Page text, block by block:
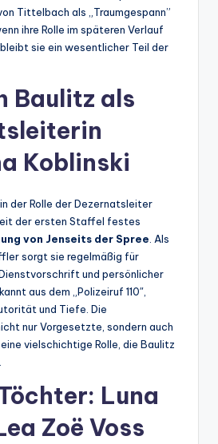
Tittelbach als „Traumgespann”
ihre Rolle im späteren Verlauf
sie ein wesentlicher Teil der
Baulitz als
Koblinski
der Rolle der Dezernatsleiter
der ersten Staffel festes
von Jenseits der Spree . Als
sorgt sie regelmäßig für
und persönlicher
aus dem „Polizeiruf 110″,
und Tiefe. Die
nur Vorgesetzte, sondern auch
vielschichtige Rolle, die Baulitz
Luna
Zoë Voss